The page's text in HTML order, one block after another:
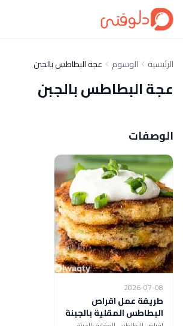
الرئيسية الوسوم عجة البطاطس بالجبن
عجة البطاطس بالجبن
الوصفات
2026-07-08
طريقة عمل اقراص
البطاطس المقلية بالجبنة